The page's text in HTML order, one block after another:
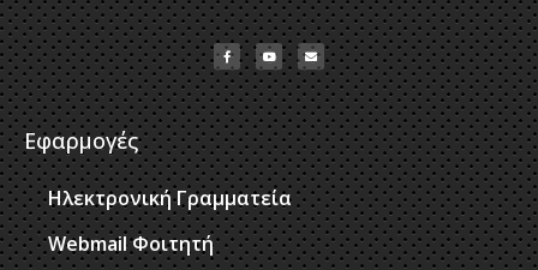
Εφαρμογές
Ηλεκτρονική Γραμματεία
Webmail Φοιτητή